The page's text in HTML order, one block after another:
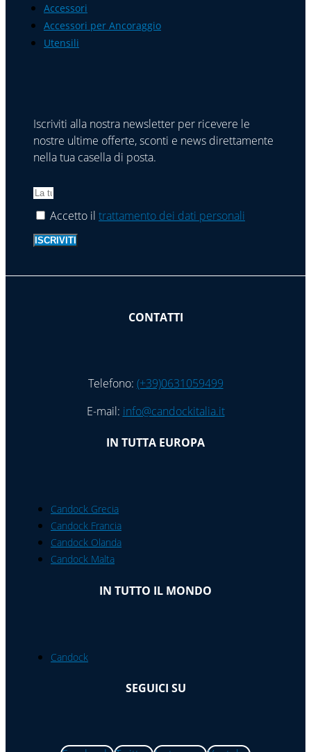
Accessori
Accessori per Ancoraggio
Utensili
Iscriviti alla nostra newsletter per ricevere le
nostre ultime offerte, sconti e news direttamente
nella tua casella di posta.
Accetto il trattamento dei dati personali
ISCRIVITI
CONTATTI
Telefono: (+39)0631059499
E-mail: info@candockitalia.it
IN TUTTA EUROPA
Candock Grecia
Candock Francia
Candock Olanda
Candock Malta
IN TUTTO IL MONDO
Candock
SEGUICI SU